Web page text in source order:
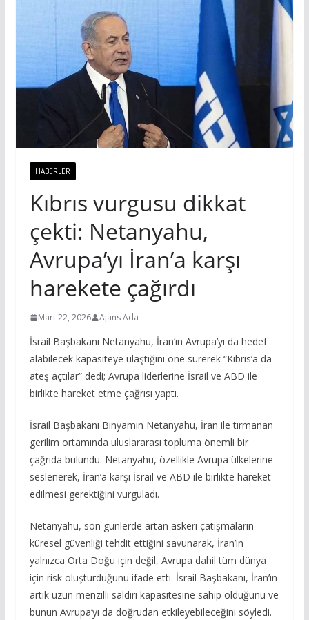
HABERLER
Kıbrıs vurgusu dikkat
çekti: Netanyahu,
Avrupa’yı İran’a karşı
harekete çağırdı
Mart 22, 2026 Ajans Ada
İsrail Başbakanı Netanyahu, İran’ın Avrupa’yı da hedef
alabilecek kapasiteye ulaştığını öne sürerek “Kıbrıs’a da
ateş açtılar” dedi; Avrupa liderlerine İsrail ve ABD ile
birlikte hareket etme çağrısı yaptı.
İsrail Başbakanı Binyamin Netanyahu, İran ile tırmanan
gerilim ortamında uluslararası topluma önemli bir
çağrıda bulundu. Netanyahu, özellikle Avrupa ülkelerine
seslenerek, İran’a karşı İsrail ve ABD ile birlikte hareket
edilmesi gerektiğini vurguladı.
Netanyahu, son günlerde artan askeri çatışmaların
küresel güvenliği tehdit ettiğini savunarak, İran’ın
yalnızca Orta Doğu için değil, Avrupa dahil tüm dünya
için risk oluşturduğunu ifade etti. İsrail Başbakanı, İran’ın
artık uzun menzilli saldırı kapasitesine sahip olduğunu ve
bunun Avrupa’yı da doğrudan etkileyebileceğini söyledi.